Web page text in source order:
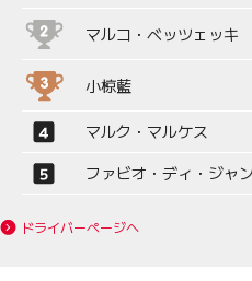
マルコ・ベッツェッキ
小椋藍
マルク・マルケス
ファビオ・ディ・ジャ
ドライバーページへ